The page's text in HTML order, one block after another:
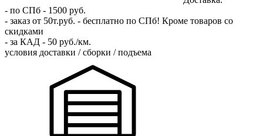
- по СПб - 1500 руб.
- заказ от 50т.руб. - бесплатно по СПб! Кроме товаров со
скидками
- за КАД - 50 руб./км.
условия доставки / сборки / подъема